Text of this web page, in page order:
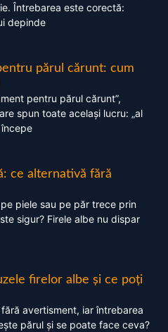
Întrebarea este corectă:
depinde
părul cărunt: cum
pentru părul cărunt”,
spun toate același lucru: „al
începe
ce alternativă fără
piele sau pe păr trece prin
sigur? Firele albe nu dispar
firelor albe și ce poți
avertisment, iar întrebarea
părul și se poate face ceva?